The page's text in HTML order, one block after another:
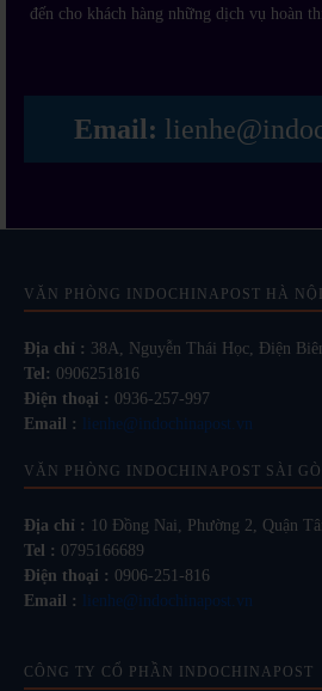
đến cho khách hàng những dịch vụ hoàn
Email:
VĂN PHÒNG INDOCHINAPOST HÀ NỘI
Địa chỉ : 38A, Nguyễn Thái Học, Điện
Tel: 0906251816
Điện thoại : 0936-257-997
Email :
lienhe@indochinapost.vn
VĂN PHÒNG INDOCHINAPOST SÀI
Địa chỉ : 10 Đồng Nai, Phường 2, Quận
Tel : 0795166689
Điện thoại : 0906-251-816
Email :
lienhe@indochinapost.vn
CÔNG TY CỔ PHẦN INDOCHINAPOST